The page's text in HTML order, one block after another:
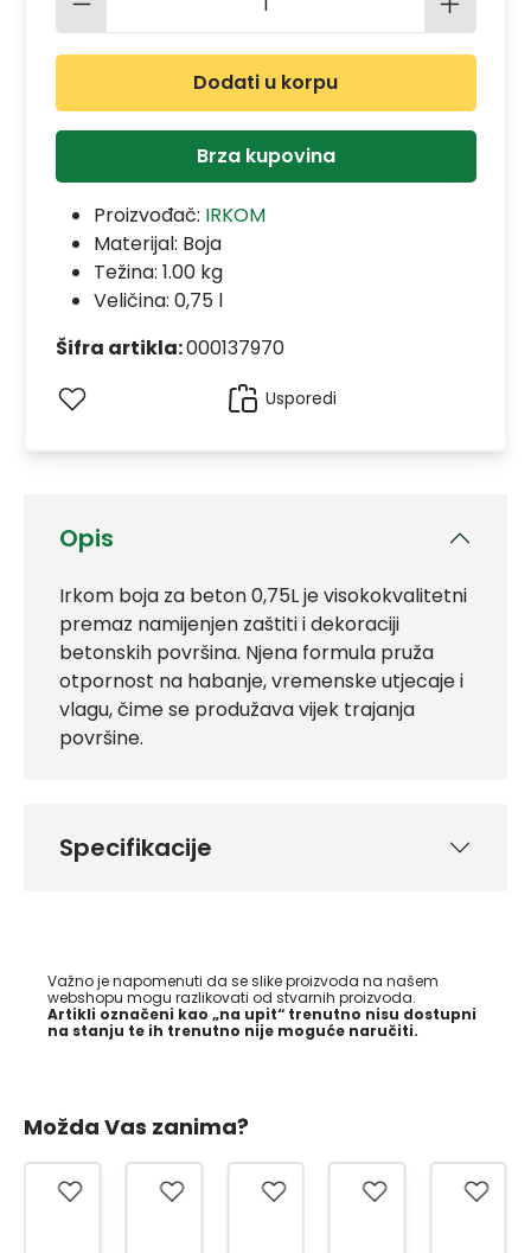
Opis
Irkom boja za beton 0,75L je visokokvalitetni
premaz namijenjen zaštiti i dekoraciji
betonskih površina. Njena formula pruža
otpornost na habanje, vremenske utjecaje i
vlagu, čime se produžava vijek trajanja
površine.
Specifikacije
Važno je napomenuti da se slike proizvoda na našem
webshopu mogu razlikovati od stvarnih proizvoda.
Artikli označeni kao „na upit“ trenutno nisu dostupni
na stanju te ih trenutno nije moguće naručiti.
Dodati u korpu
Brza kupovina
Proizvođač: IRKOM
Materijal: Boja
Težina: 1.00 kg
Veličina: 0,75 l
Šifra artikla:000137970
Usporedi
Možda Vas zanima?